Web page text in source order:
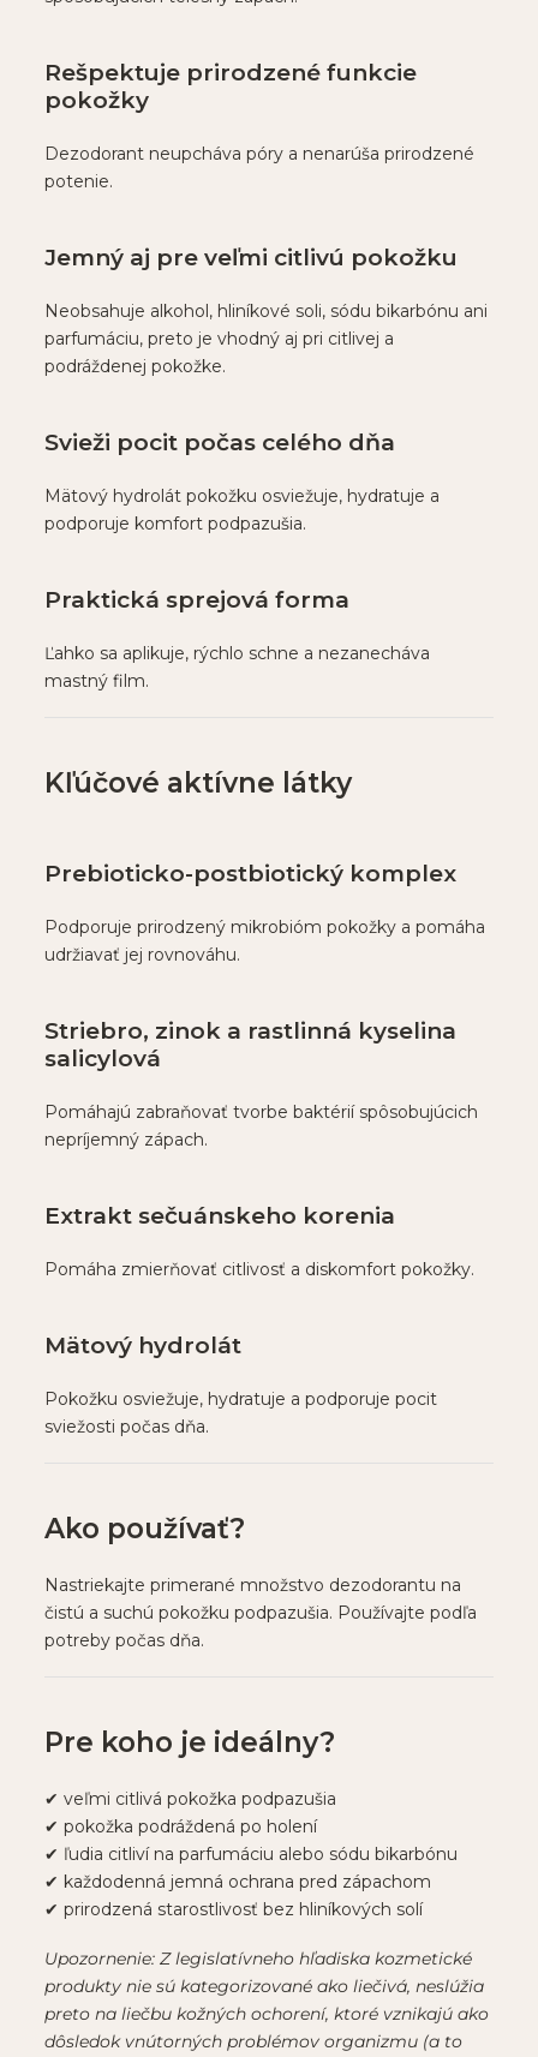
Rešpektuje prirodzené funkcie
pokožky
Dezodorant neupcháva póry a nenarúša prirodzené
potenie.
Jemný aj pre veľmi citlivú pokožku
Neobsahuje alkohol, hliníkové soli, sódu bikarbónu ani
parfumáciu, preto je vhodný aj pri citlivej a
podráždenej pokožke.
Svieži pocit počas celého dňa
Mätový hydrolát pokožku osviežuje, hydratuje a
podporuje komfort podpazušia.
Praktická sprejová forma
Ľahko sa aplikuje, rýchlo schne a nezanecháva
mastný film.
Kľúčové aktívne látky
Prebioticko-postbiotický komplex
Podporuje prirodzený mikrobióm pokožky a pomáha
udržiavať jej rovnováhu.
Striebro, zinok a rastlinná kyselina
salicylová
Pomáhajú zabraňovať tvorbe baktérií spôsobujúcich
nepríjemný zápach.
Extrakt sečuánskeho korenia
Pomáha zmierňovať citlivosť a diskomfort pokožky.
Mätový hydrolát
Pokožku osviežuje, hydratuje a podporuje pocit
sviežosti počas dňa.
Ako používať?
Nastriekajte primerané množstvo dezodorantu na
čistú a suchú pokožku podpazušia. Používajte podľa
potreby počas dňa.
Pre koho je ideálny?
✔ veľmi citlivá pokožka podpazušia
✔ pokožka podráždená po holení
✔ ľudia citliví na parfumáciu alebo sódu bikarbónu
✔ každodenná jemná ochrana pred zápachom
✔ prirodzená starostlivosť bez hliníkových solí
Upozornenie: Z legislatívneho hľadiska kozmetické
produkty nie sú kategorizované ako liečivá, neslúžia
preto na liečbu kožných ochorení, ktoré vznikajú ako
dôsledok vnútorných problémov organizmu (a to